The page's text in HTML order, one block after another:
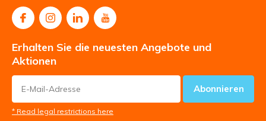
Erhalten Sie die neuesten Angebote und
Aktionen
Abonnieren
* Read legal restrictions here